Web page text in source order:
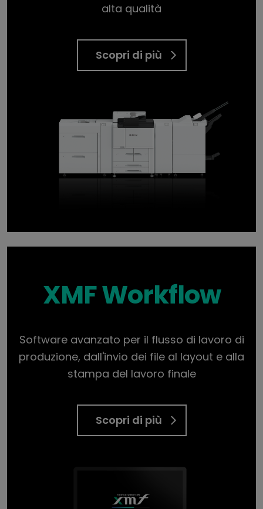
alta qualità
Scopri di più
XMF Workflow
Software avanzato per il flusso di lavoro di
produzione, dall'invio dei file al layout e alla
stampa del lavoro finale
Scopri di più